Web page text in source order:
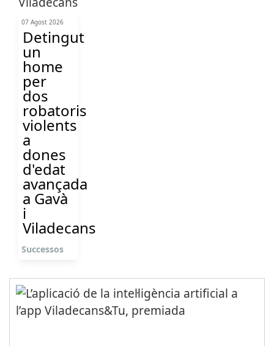
07 Agost 2026
Detingut
un
home
per
dos
robatoris
violents
a
dones
d'edat
avançada
a Gavà
i
Viladecans
Successos